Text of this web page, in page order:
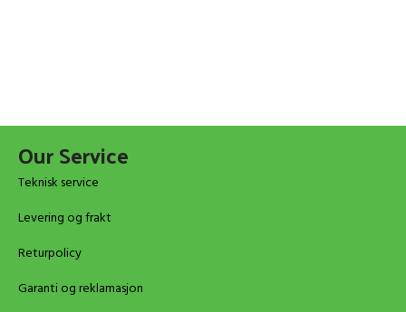
Our Service
Teknisk service
Levering og frakt
Returpolicy
Garanti og reklamasjon